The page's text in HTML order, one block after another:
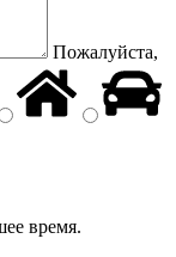
Пожалуйста,
время.